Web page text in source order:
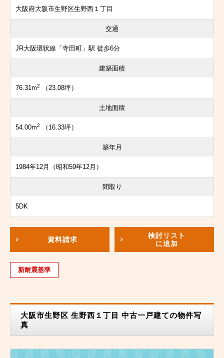
大阪府大阪市生野区生野西１丁目
交通
JR大阪環状線「寺田町」駅 徒歩6分
建築面積
76.31m2 （23.08坪）
土地面積
54.00m2 （16.33坪）
築年月
1984年12月（昭和59年12月）
間取り
5DK
資料請求
検討リスト
に追加
新耐震基準
大阪市生野区 生野西１丁目 中古一戸建ての物件写
真